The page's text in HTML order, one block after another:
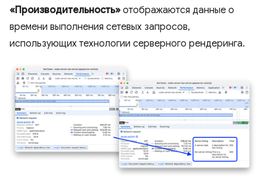
«Производительность» отображаются данные о
времени выполнения сетевых запросов,
использующих технологии серверного рендеринга.